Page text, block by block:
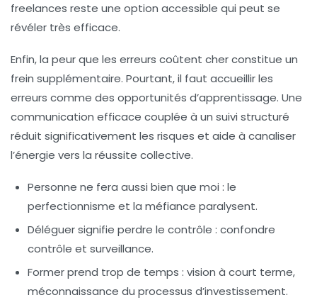
freelances reste une option accessible qui peut se
révéler très efficace.
Enfin, la peur que les erreurs coûtent cher constitue un
frein supplémentaire. Pourtant, il faut accueillir les
erreurs comme des opportunités d’apprentissage. Une
communication efficace couplée à un suivi structuré
réduit significativement les risques et aide à canaliser
l’énergie vers la réussite collective.
Personne ne fera aussi bien que moi : le
perfectionnisme et la méfiance paralysent.
Déléguer signifie perdre le contrôle : confondre
contrôle et surveillance.
Former prend trop de temps : vision à court terme,
méconnaissance du processus d’investissement.